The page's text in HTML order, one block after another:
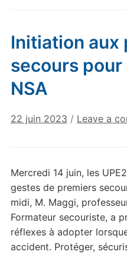
Initiation aux
secours pour
NSA
22 juin 2023 / Leave a
Mercredi 14 juin, les
gestes de premiers
midi, M. Maggi,
Formateur secouriste, a
réflexes à adopter
accident. Protéger,